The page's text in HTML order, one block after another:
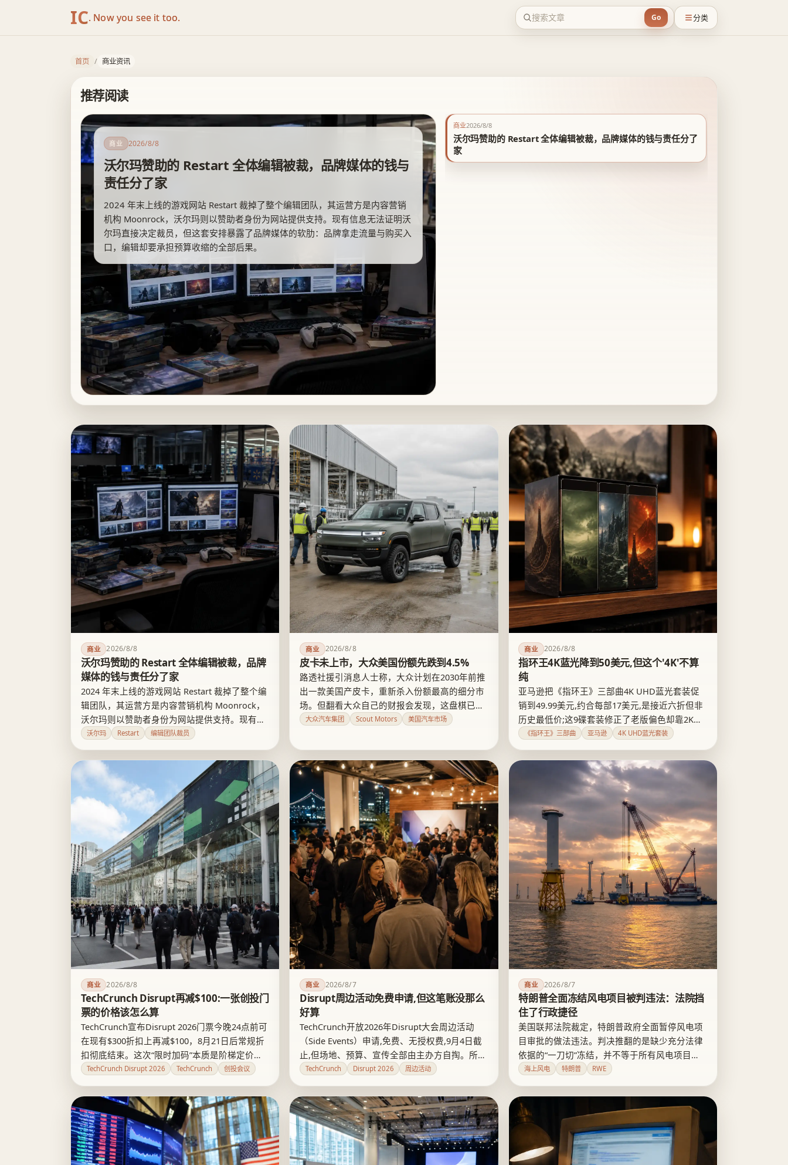
IC. Now you see it too. Go 分类
商业资讯
首页 / 商业资讯
推荐阅读
商业 2026/8/8
沃尔玛赞助的 Restart 全体编辑被裁，品牌媒体的钱与
责任分了家
2024 年末上线的游戏网站 Restart 裁掉了整个编辑团队，其运营方是内容营销
机构 Moonrock，沃尔玛则以赞助者身份为网站提供支持。现有信息无法证明沃
尔玛直接决定裁员，但这套安排暴露了品牌媒体的软肋：品牌拿走流量与购买入
口，编辑却要承担预算收缩的全部后果。
商业2026/8/8
沃尔玛赞助的 Restart 全体编辑被裁，品牌媒体的钱与责任分了
家
商业 2026/8/8
沃尔玛赞助的 Restart 全体编辑被裁，品牌
媒体的钱与责任分了家
2024 年末上线的游戏网站 Restart 裁掉了整个编
辑团队，其运营方是内容营销机构 Moonrock，
沃尔玛则以赞助者身份为网站提供支持。现有信
息无法证明沃尔玛直接决定裁员，但这套安排暴
露了品牌媒体的软肋：品牌拿走流量与购买入
口，编辑却要承担预算收缩的全部后果。
沃尔玛 Restart 编辑团队裁员
商业 2026/8/8
皮卡未上市，大众美国份额先跌到4.5%
路透社援引消息人士称，大众计划在2030年前推
出一款美国产皮卡，重新杀入份额最高的细分市
场。但翻看大众自己的财报会发现，这盘棋已经
下了三年：投入数亿美元的Scout Motors项目原
跌到4.5%，动力路线也从纯电悄悄改成了纯电加
增程混动。
大众汽车集团 Scout Motors 美国汽车市场
商业 2026/8/8
指环王4K蓝光降到50美元,但这个'4K'不算
纯
亚马逊把《指环王》三部曲4K UHD蓝光套装促
销到49.99美元,约合每部17美元,是接近六折但非
历史最低价;这9碟套装修正了老版偏色却靠2K素
材上采样和激进降噪撑出'4K',不含花絮纪录片,数
字兑换码也可能失效。
《指环王》三部曲 亚马逊 4K UHD蓝光套装
商业 2026/8/8
TechCrunch Disrupt再减$100:一张创投门
票的价格该怎么算
TechCrunch宣布Disrupt 2026门票今晚24点前可
在现有$300折扣上再减$100，8月21日后常规折
扣彻底结束。这次“限时加码”本质是阶梯定价和
联属营销的常规操作,门票是否划算,要看创始人
图的是硅谷人脉还是会面质量。
TechCrunch Disrupt 2026 TechCrunch 创投会议
商业 2026/8/7
Disrupt周边活动免费申请,但这笔账没那么
好算
TechCrunch开放2026年Disrupt大会周边活动
（Side Events）申请,免费、无授权费,9月4日截
止,但场地、预算、宣传全部由主办方自掏。所谓
万人客流是大会整体规模,不是单场活动的曝光保
证,2025年的复盘也显示小型活动效果明显好于大
型开放酒会。
TechCrunch Disrupt 2026 周边活动
商业 2026/8/7
特朗普全面冻结风电项目被判违法：法院挡
住了行政捷径
美国联邦法院裁定，特朗普政府全面暂停风电项
目审批的做法违法。判决推翻的是缺少充分法律
依据的“一刀切”冻结，并不等于所有风电项目自
动获批；政府仍可通过逐案审查、修改规则和上
诉继续收紧行业。真正受影响的是项目融资与州
级电力采购：开发商暂时拿回审批通道，但政策
不确定性仍会转化为工期和成本。
海上风电 特朗普 RWE